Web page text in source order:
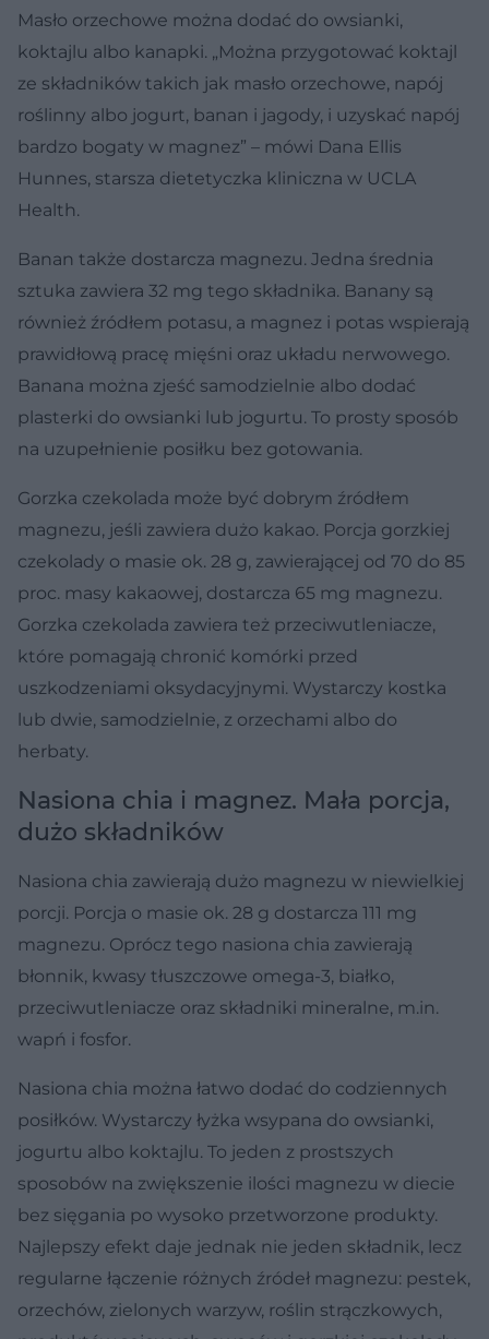
Masło orzechowe można dodać do owsianki,
koktajlu albo kanapki. „Można przygotować koktajl
ze składników takich jak masło orzechowe, napój
roślinny albo jogurt, banan i jagody, i uzyskać napój
bardzo bogaty w magnez” – mówi Dana Ellis
Hunnes, starsza dietetyczka kliniczna w UCLA
Health.
Banan także dostarcza magnezu. Jedna średnia
sztuka zawiera 32 mg tego składnika. Banany są
również źródłem potasu, a magnez i potas wspierają
prawidłową pracę mięśni oraz układu nerwowego.
Banana można zjeść samodzielnie albo dodać
plasterki do owsianki lub jogurtu. To prosty sposób
na uzupełnienie posiłku bez gotowania.
Gorzka czekolada może być dobrym źródłem
magnezu, jeśli zawiera dużo kakao. Porcja gorzkiej
czekolady o masie ok. 28 g, zawierającej od 70 do 85
proc. masy kakaowej, dostarcza 65 mg magnezu.
Gorzka czekolada zawiera też przeciwutleniacze,
które pomagają chronić komórki przed
uszkodzeniami oksydacyjnymi. Wystarczy kostka
lub dwie, samodzielnie, z orzechami albo do
herbaty.
Nasiona chia i magnez. Mała porcja,
dużo składników
Nasiona chia zawierają dużo magnezu w niewielkiej
porcji. Porcja o masie ok. 28 g dostarcza 111 mg
magnezu. Oprócz tego nasiona chia zawierają
błonnik, kwasy tłuszczowe omega-3, białko,
przeciwutleniacze oraz składniki mineralne, m.in.
wapń i fosfor.
Nasiona chia można łatwo dodać do codziennych
posiłków. Wystarczy łyżka wsypana do owsianki,
jogurtu albo koktajlu. To jeden z prostszych
sposobów na zwiększenie ilości magnezu w diecie
bez sięgania po wysoko przetworzone produkty.
Najlepszy efekt daje jednak nie jeden składnik, lecz
regularne łączenie różnych źródeł magnezu: pestek,
orzechów, zielonych warzyw, roślin strączkowych,